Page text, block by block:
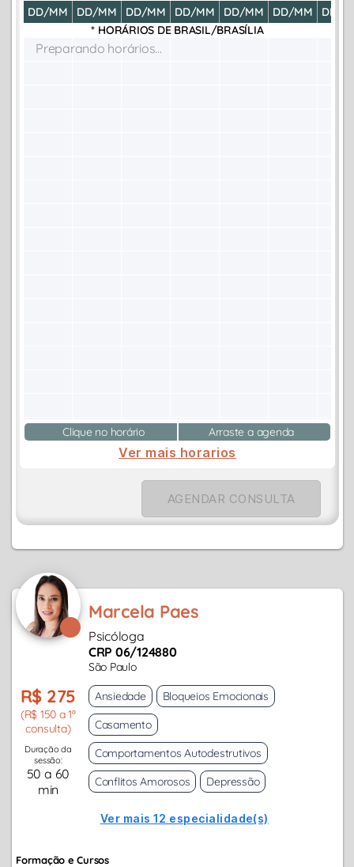
DD/MM
DD/MM
DD/MM
DD/MM
DD/MM
DD/MM
DD/
* HORÁRIOS DE BRASIL/BRASÍLIA
Preparando horários...
Clique no horário Arraste a agenda
Ver mais horarios
AGENDAR CONSULTA
Marcela Paes
Psicóloga
CRP 06/124880
São Paulo
R$ 275
(R$ 150 a 1ª
consulta)
Duração da
sessão:
50 a 60
min
Ansiedade
Bloqueios Emocionais
Casamento
Comportamentos Autodestrutivos
Conflitos Amorosos
Depressão
Ver mais 12 especialidade(s)
Formação e Cursos